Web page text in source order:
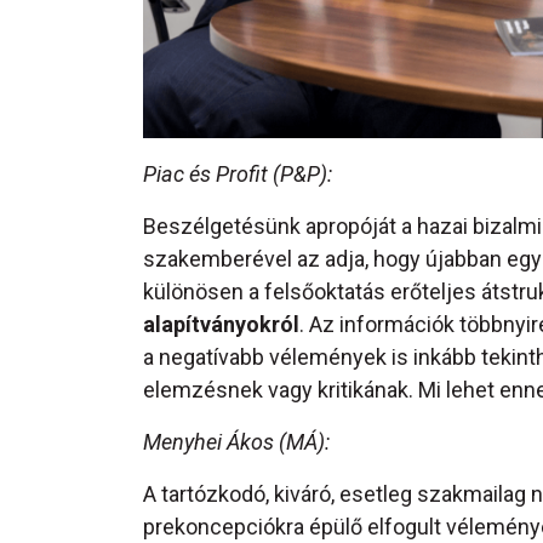
Piac és Profit (P&P):
Beszélgetésünk apropóját a hazai
szakemberével az adja, hogy újabban
különösen a felsőoktatás erőteljes
alapítványokról. Az információk
a negatívabb vélemények is inkább
elemzésnek vagy kritikának. Mi lehet
Menyhei Ákos (MÁ):
A tartózkodó, kiváró, esetleg szakmailag
prekoncepciókra épülő elfogult